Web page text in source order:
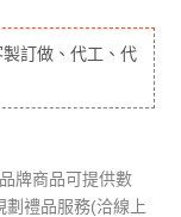
訂做、代工、代
牌商品可提供數
劃禮品服務(洽線上